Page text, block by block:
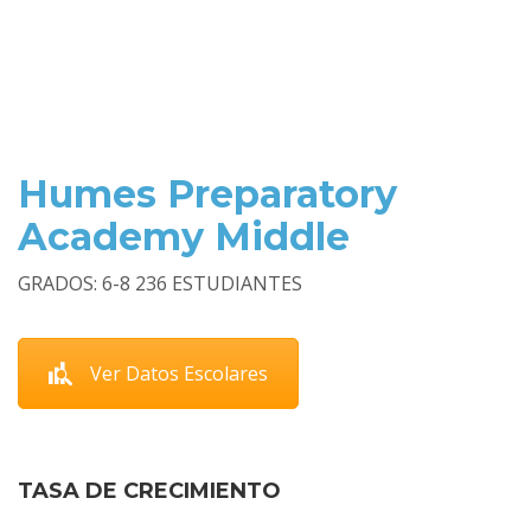
Humes Preparatory
Academy Middle
GRADOS: 6-8 236 ESTUDIANTES
Ver Datos Escolares
TASA DE CRECIMIENTO